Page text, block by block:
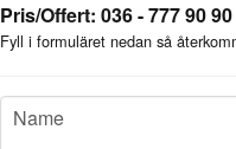
Pris/Offert: 036 - 777 90 90
Fyll i formuläret nedan så
name
Name